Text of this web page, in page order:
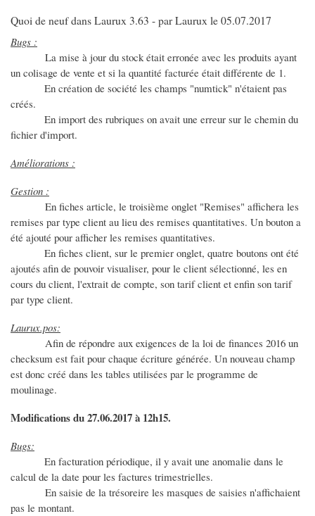
Quoi de neuf dans Laurux 3.63 - par Laurux le 05.07.2017
Bugs :
La mise à jour du stock était erronée avec les produits ayant
un colisage de vente et si la quantité facturée était différente de 1.
En création de société les champs "numtick" n'étaient pas
créés.
En import des rubriques on avait une erreur sur le chemin du
fichier d'import.
Améliorations :
Gestion :
En fiches article, le troisième onglet "Remises" affichera les
remises par type client au lieu des remises quantitatives. Un bouton a
été ajouté pour afficher les remises quantitatives.
En fiches client, sur le premier onglet, quatre boutons ont été
ajoutés afin de pouvoir visualiser, pour le client sélectionné, les en
cours du client, l'extrait de compte, son tarif client et enfin son tarif
par type client.
Laurux.pos:
Afin de répondre aux exigences de la loi de finances 2016 un
checksum est fait pour chaque écriture générée. Un nouveau champ
est donc créé dans les tables utilisées par le programme de
moulinage.
Modifications du 27.06.2017 à 12h15.
Bugs:
En facturation périodique, il y avait une anomalie dans le
calcul de la date pour les factures trimestrielles.
En saisie de la trésoreire les masques de saisies n'affichaient
pas le montant.